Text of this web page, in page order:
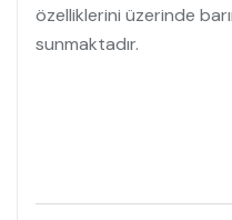
özelliklerini üzerinde
sunmaktadır.